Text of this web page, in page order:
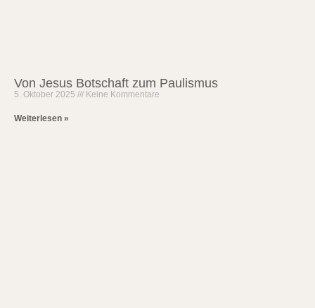
Von Jesus Botschaft zum Paulismus
5. Oktober 2025 Keine Kommentare
Weiterlesen »